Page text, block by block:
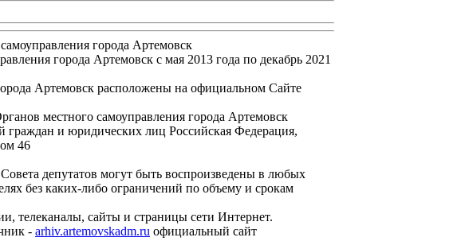
города Артемовск
города Артемовск с мая 2013 года по декабрь 2021
Артемовск расположены на официальном Сайте
местного самоуправления города Артемовск
и юридических лиц Российская Федерация,
46
депутатов могут быть воспроизведены в любых
без каких-либо ограничений по объему и срокам
телеканалы, сайты и страницы сети Интернет.
- arhiv.artemovskadm.ru официальный сайт